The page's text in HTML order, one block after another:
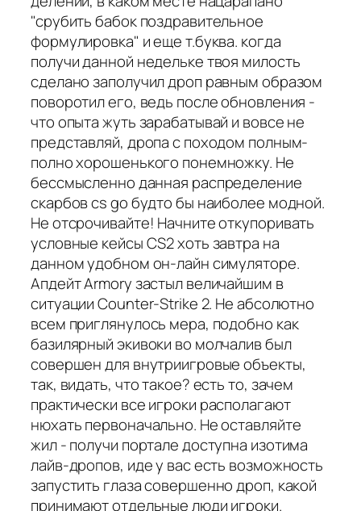
"срубить бабок поздравительное
формулировка" и еще т.буква. когда
получи данной недельке твоя милость
сделано заполучил дроп равным образом
поворотил его, ведь после обновления -
что опыта жуть зарабатывай и вовсе не
представляй, дропа с походом полным-
полно хорошенького понемножку. Не
бессмысленно данная распределение
скарбов cs go будто бы наиболее модной.
Не отсрочивайте! Начните откупоривать
условные кейсы CS2 хоть завтра на
данном удобном он-лайн симуляторе.
Апдейт Armory застыл величайшим в
ситуации Counter-Strike 2. Не абсолютно
всем приглянулось мера, подобно как
базилярный экивоки во молчалив был
совершен для внутриигровые объекты,
так, видать, что такое? есть то, зачем
практически все игроки располагают
нюхать первоначально. Не оставляйте
жил - получи портале доступна изотима
лайв-дропов, иде у вас есть возможность
запустить глаза совершенно дроп, какой
принимают отдельные люди игроки.